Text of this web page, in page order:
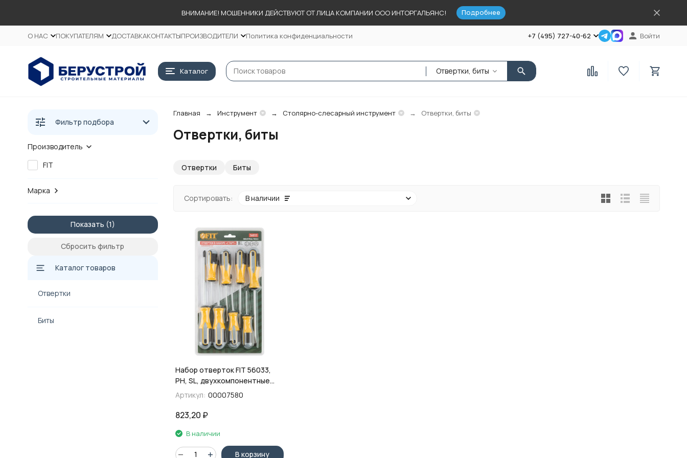
ВНИМАНИЕ! МОШЕННИКИ ДЕЙСТВУЮТ ОТ ЛИЦА КОМПАНИИ ООО ИНТОРГАЛЬЯНС! Подробнее
О НАС ПОКУПАТЕЛЯМ ДОСТАВКАКОНТАКТЫПРОИЗВОДИТЕЛИ Политика конфиденциальности +7 (495) 727-40-62 Войти
Каталог Отвертки, биты
Главная Инструмент Столярно-слесарный инструмент Отвертки, биты
Отвертки, биты
Отвертки Биты
Сортировать: В наличии
Набор отверток FIT 56033,
PH, SL, двухкомпонентные
рукоятки, 8 шт., CrV, Старт
Артикул: 00007580
823,20 ₽
В наличии
В корзину
Фильтр подбора
Производитель
FIT
Марка
Показать
Сбросить фильтр
Каталог товаров
Отвертки
Биты